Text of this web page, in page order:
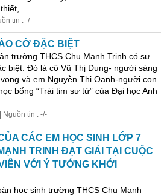
tin : -/-
CỜ ĐẶC BIỆT
trường THCS Chu Mạnh Trinh có sự
biệt. Đó là cô Vũ Thị Dung- người sáng
và em Nguyễn Thị Oanh-người con
bổng “Trái tim sư tử” của Đại họcAnh
Nguồn tin : -/-
CÁC EM HỌC SINH LỚP 7
TRINH ĐẠT GIẢI TẠI CUỘC
VỚI Ý TƯỞNG KHỞI
học sinh trường THCS Chu Mạnh